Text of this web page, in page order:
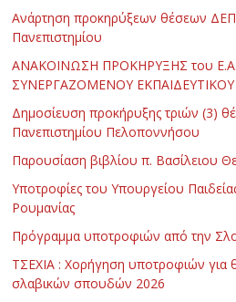
Ανάρτηση προκηρύξεων θέσεων ΔΕΠ
Πανεπιστημίου
ΑΝΑΚΟΙΝΩΣΗ ΠΡΟΚΗΡΥΞΗΣ του
ΣΥΝΕΡΓΑΖΟΜΕΝΟΥ
Δημοσίευση προκήρυξης τριών (3)
Πανεπιστημίου Πελοποννήσου
Παρουσίαση βιβλίου π. Βασίλειου
Υποτροφίες του Υπουργείου
Ρουμανίας
Πρόγραμμα υποτροφιών από την
ΤΣΕΧΙΑ : Χορήγηση υποτροφιών για
σλαβικών σπουδών 2026